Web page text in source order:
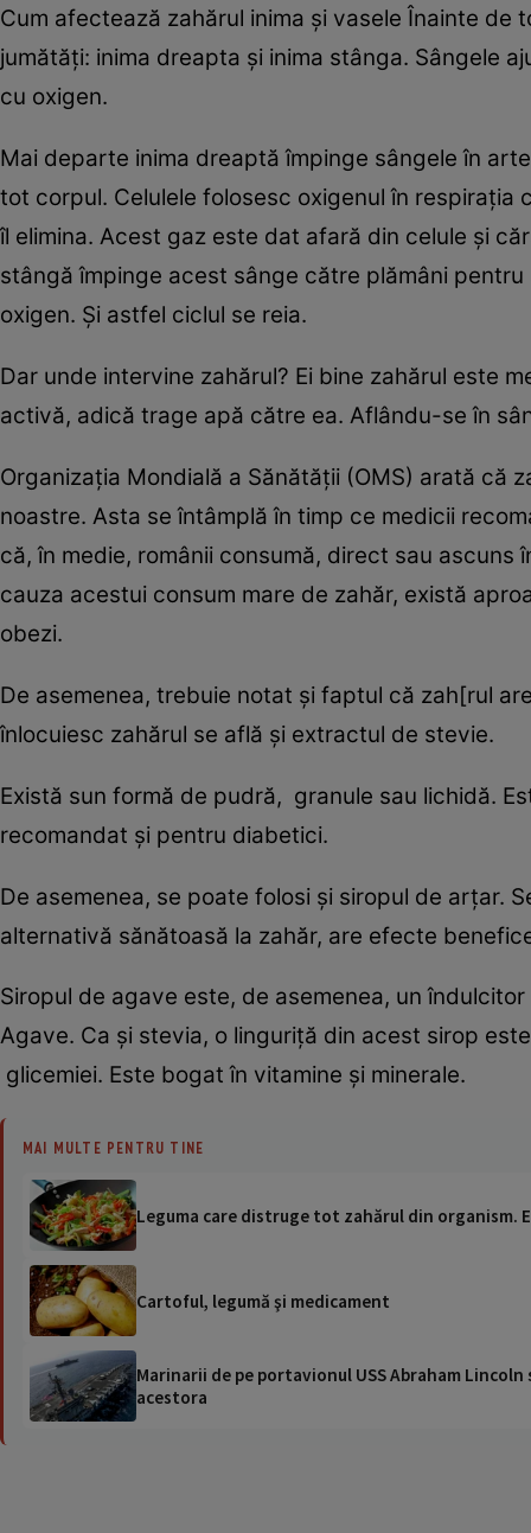
Cum afectează zahărul inima şi vasele Înainte
jumătăţi: inima dreapta şi inima stânga. Sângele
cu oxigen.
Mai departe inima dreaptă împinge sângele în
tot corpul. Celulele folosesc oxigenul în respiraţia
îl elimina. Acest gaz este dat afară din celule şi
stângă împinge acest sânge către plămâni
oxigen. Şi astfel ciclul se reia.
Dar unde intervine zahărul? Ei bine zahărul este
activă, adică trage apă către ea. Aflându-se în
Organizaţia Mondială a Sănătăţii (OMS) arată că
noastre. Asta se întâmplă în timp ce medicii
că, în medie, românii consumă, direct sau
cauza acestui consum mare de zahăr, există
obezi.
De asemenea, trebuie notat şi faptul că zah[rul
înlocuiesc zahărul se află şi extractul de stevie.
Există sun formă de pudră, granule sau lichidă.
recomandat şi pentru diabetici.
De asemenea, se poate folosi şi siropul de arţar.
alternativă sănătoasă la zahăr, are efecte
Siropul de agave este, de asemenea, un
Agave. Ca şi stevia, o linguriţă din acest sirop
glicemiei. Este bogat în vitamine şi minerale.
MAI MULTE PENTRU TINE
Leguma care distruge tot zahărul din organism.
Cartoful, legumă şi medicament
Marinarii de pe portavionul USS Abraham
acestora